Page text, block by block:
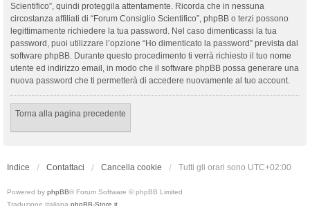
Scientifico”, quindi proteggila attentamente. Ricorda che in nessuna
circostanza affiliati di “Forum Consiglio Scientifico”, phpBB o terzi possono
legittimamente richiedere la tua password. Nel caso dimenticassi la tua
password, puoi utilizzare l’opzione “Ho dimenticato la password” prevista dal
software phpBB. Durante questo procedimento ti verrà richiesto il tuo nome
utente ed indirizzo email, in modo che il software phpBB possa generare una
nuova password che ti permetterà di accedere nuovamente al tuo account.
Torna alla pagina precedente
Indice Contattaci Cancella cookie Tutti gli orari sono UTC+02:00
Powered by phpBB® Forum Software © phpBB Limited
Traduzione Italiana phpBB-Store.it